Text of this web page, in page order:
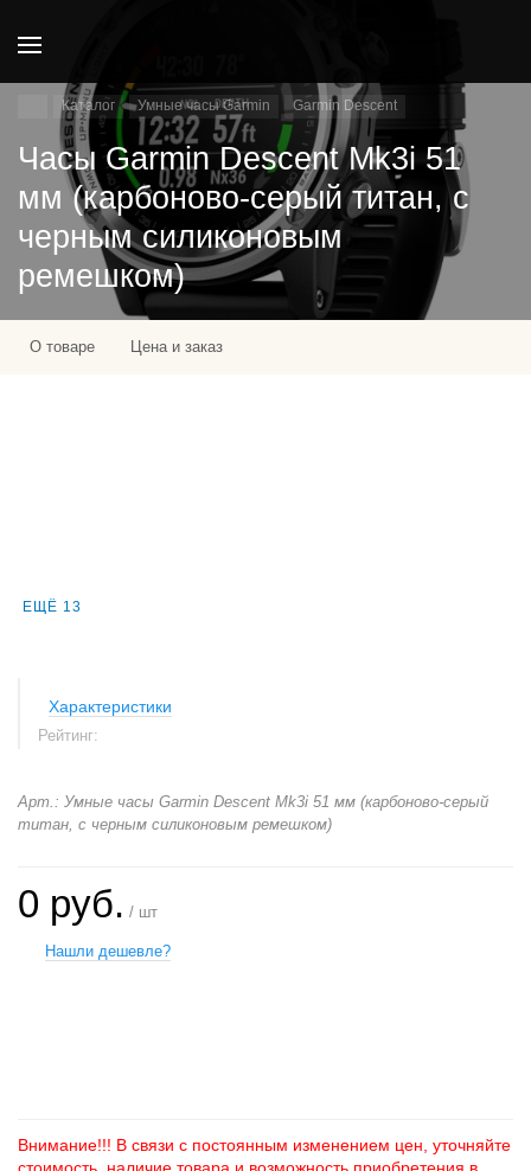
Каталог Умные часы Garmin Garmin Descent
Часы Garmin Descent Mk3i 51
мм (карбоново-серый титан, с
черным силиконовым
ремешком)
О товаре Цена и заказ
ЕЩЁ 13
Характеристики
Рейтинг:
Арт.: Умные часы Garmin Descent Mk3i 51 мм (карбоново-серый
титан, с черным силиконовым ремешком)
0 руб. / шт
Нашли дешевле?
Внимание!!! В связи с постоянным изменением цен, уточняйте